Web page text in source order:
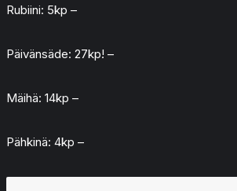
Rubiini: 5kp –
Päivänsäde: 27kp! –
Mäihä: 14kp –
Pähkinä: 4kp –